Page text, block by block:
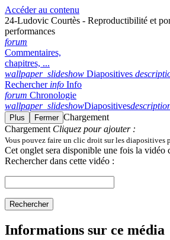
Accéder au contenu
24-Ludovic Courtès - Reproductibilité et
performances
forum
Commentaires,
chapitres, ...
wallpaper_slideshow Diapositives
Rechercher info Info
forum Chronologie
wallpaper_slideshowDiapositives
Plus Fermer Chargement
Chargement Cliquez pour ajouter :
Vous pouvez faire un clic droit sur les diapositives
Cet onglet sera disponible une fois la vidéo
Rechercher dans cette vidéo :
Rechercher
Informations sur ce média